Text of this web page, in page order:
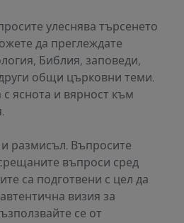
улеснява търсенето
да преглеждате
Библия, заповеди,
общи църковни теми.
с яснота и вярност към
размисъл. Въпросите
въпроси сред
са подготвени с цел да
визия за
се от